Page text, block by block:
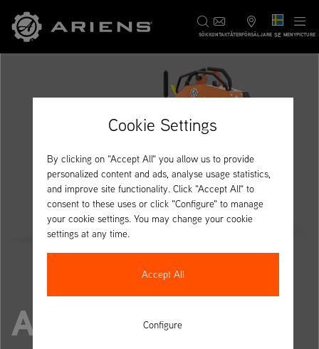
SÖKKONTAKTÅTERFÖRSÄLJARE SE MENYPICTURE
ARROW 36
Cookie Settings
By clicking on "Accept All" you allow us to provide
personalized content and ads, analyse usage statistics,
and improve site functionality. Click "Accept All" to
consent to these uses or click "Configure" to manage
your cookie settings. You may change your cookie
settings at any time.
Accept All
Configure